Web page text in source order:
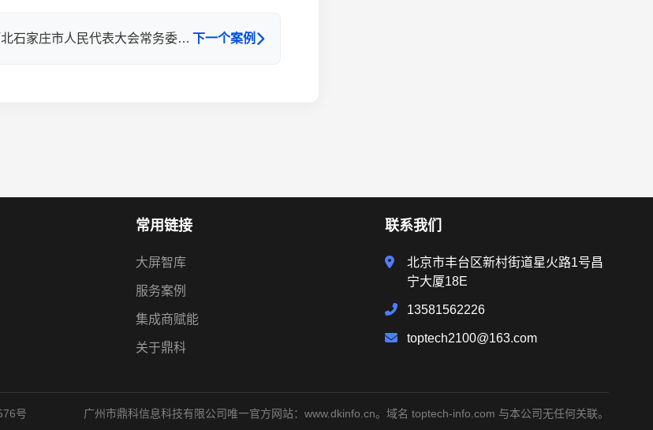
河北石家庄市人民代表大会常务委员会-智能会议室部署 下一个案例
常用链接
大屏智库
服务案例
集成商赋能
关于鼎科
联系我们
北京市丰台区新村街道星火路1号昌
宁大厦18E
13581562226
toptech2100@163.com
号 广州市鼎科信息科技有限公司唯一官方网站：www.dkinfo.cn。域名 toptech-info.com 与本公司无任何关联。